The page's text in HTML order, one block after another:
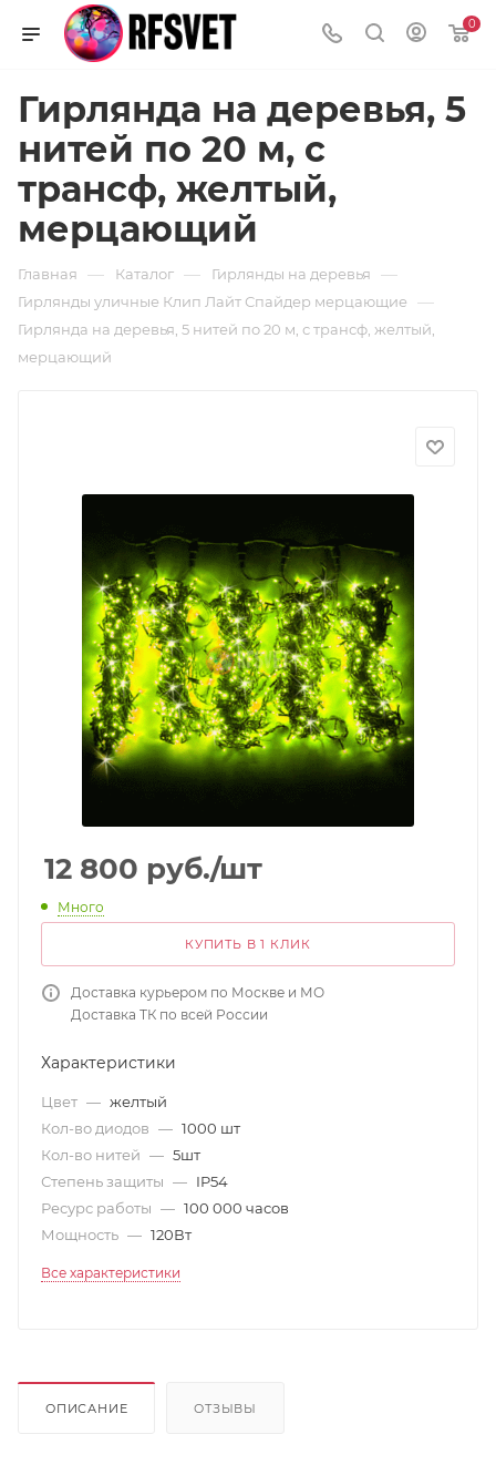
0
Гирлянда на деревья, 5
нитей по 20 м, с
трансф, желтый,
мерцающий
Главная — Каталог — Гирлянды на деревья —
Гирлянды уличные Клип Лайт Спайдер мерцающие —
Гирлянда на деревья, 5 нитей по 20 м, с трансф, желтый,
мерцающий
12 800 руб./шт
Много
КУПИТЬ В 1 КЛИК
Доставка курьером по Москве и МО
Доставка ТК по всей России
Характеристики
Цвет — желтый
Кол-во диодов — 1000 шт
Кол-во нитей — 5шт
Степень защиты — IP54
Ресурс работы — 100 000 часов
Мощность — 120Вт
Все характеристики
ОПИСАНИЕ ОТЗЫВЫ